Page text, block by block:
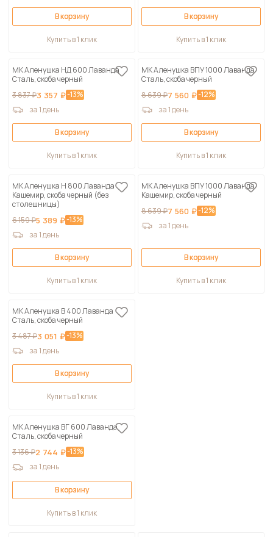
В корзину
Купить в 1 клик
В корзину
Купить в 1 клик
МК Аленушка НД 600 Лаванда
Сталь, скоба черный
3 837 ₽3 357 ₽-13%
за 1 день
В корзину
Купить в 1 клик
МК Аленушка ВПУ 1000 Лаванда
Сталь, скоба черный
8 639 ₽7 560 ₽-12%
за 1 день
В корзину
Купить в 1 клик
МК Аленушка Н 800 Лаванда
Кашемир, скоба черный (без
столешницы)
6 159 ₽5 389 ₽-13%
за 1 день
В корзину
Купить в 1 клик
МК Аленушка ВПУ 1000 Лаванда
Кашемир, скоба черный
8 639 ₽7 560 ₽-12%
за 1 день
В корзину
Купить в 1 клик
МК Аленушка В 400 Лаванда
Сталь, скоба черный
3 487 ₽3 051 ₽-13%
за 1 день
В корзину
Купить в 1 клик
МК Аленушка ВГ 600 Лаванда
Сталь, скоба черный
3 136 ₽2 744 ₽-13%
за 1 день
В корзину
Купить в 1 клик